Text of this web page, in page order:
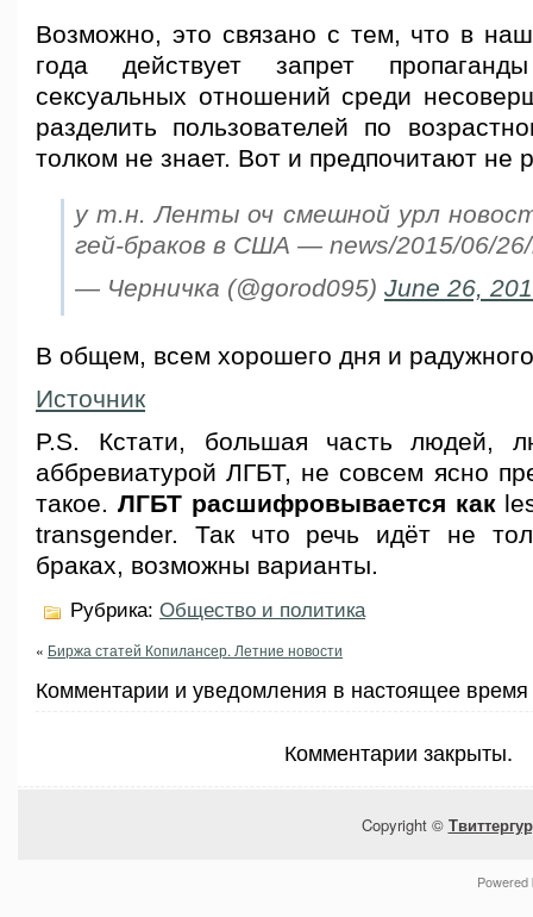
Возможно, это связано с тем, что в
года действует запрет
сексуальных отношений среди
разделить пользователей по
толком не знает. Вот и предпочитают не
у т.н. Ленты оч смешной урл
гей-браков в США — news/2015/06/
— Черничка (@gorod095) June 26,
В общем, всем хорошего дня и
Источник
P.S. Кстати, большая часть людей,
аббревиатурой ЛГБТ, не совсем ясно
такое. ЛГБТ расшифровывается как
transgender. Так что речь идёт не
браках, возможны варианты.
Рубрика: Общество и политика
« Биржа статей Копилансер. Летние новости
Комментарии и уведомления в настоящее
Комментарии закрыты.
Copyright ©